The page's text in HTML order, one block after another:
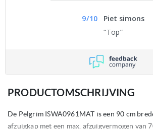
9/10
Piet simons
Top
PRODUCTOMSCHRIJVING
De Pelgrim ISWA0961MAT is een 90 cm
afzuigkap met een max. afzuigvermogen van